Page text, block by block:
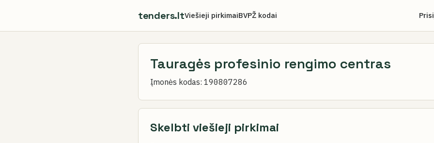
tenders.ltViešieji pirkimaiBVPŽ kodai
Tauragės profesinio rengimo centras
Įmonės kodas: 190807286
Skelbti viešieji pirkimai